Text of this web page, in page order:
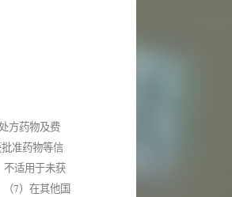
方药物及费
准药物等信
不适用于未获
7）在其他国